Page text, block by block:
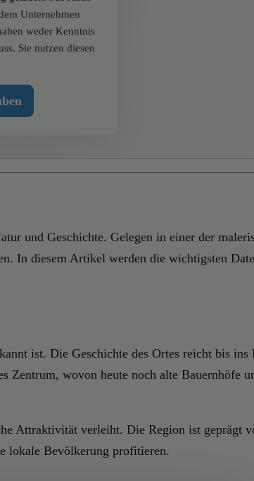
Unternehmen
weder Kenntnis
Sie nutzen diesen
und Geschichte. Gelegen in einer der
In diesem Artikel werden die wichtigsten
ist. Die Geschichte des Ortes reicht bis
wovon heute noch alte Bauernhöfe
Attraktivität verleiht. Die Region ist geprägt
lokale Bevölkerung profitieren.